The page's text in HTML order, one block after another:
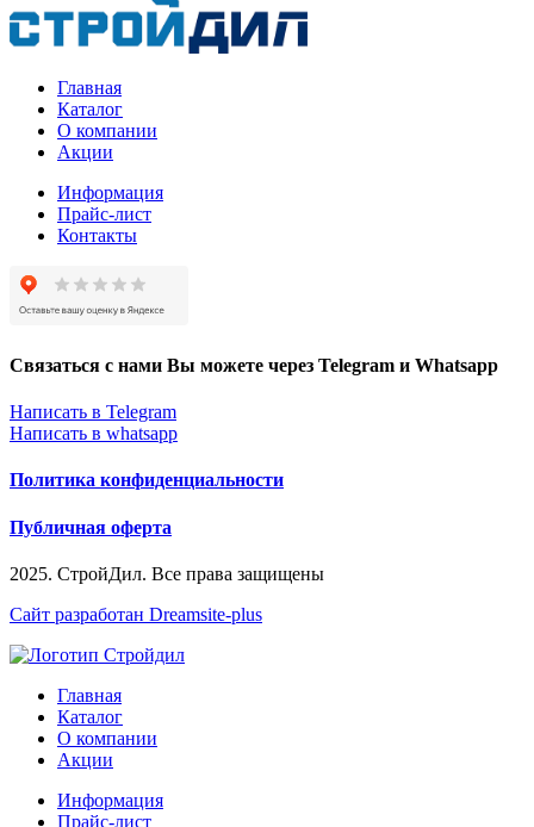
Главная
Каталог
О компании
Акции
Информация
Прайс-лист
Контакты
Связаться с нами Вы можете через Telegram и Whatsapp
Написать в Telegram
Написать в whatsapp
Политика конфиденциальности
Публичная оферта
2025. СтройДил. Все права защищены
Сайт разработан Dreamsite-plus
Главная
Каталог
О компании
Акции
Информация
Прайс-лист